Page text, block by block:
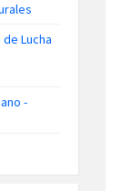
Lucha
-